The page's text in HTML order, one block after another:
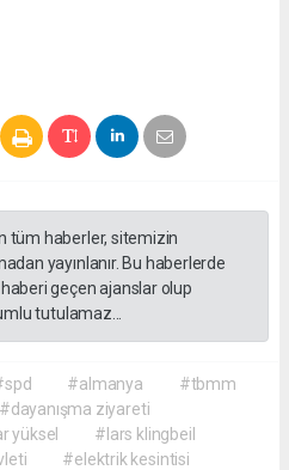
tüm haberler, sitemizin
yayınlanır. Bu haberlerde
geçen ajanslar olup
tutulamaz...
#almanya
#tbmm
#dayanışma ziyareti
yüksel
#lars klingbeil
#elektrik kesintisi